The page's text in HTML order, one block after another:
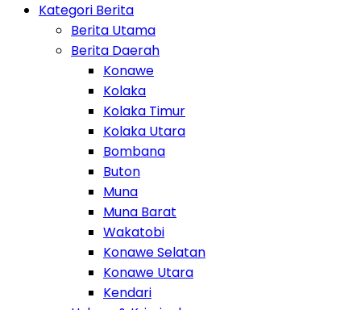
Kategori Berita
Berita Utama
Berita Daerah
Konawe
Kolaka
Kolaka Timur
Kolaka Utara
Bombana
Buton
Muna
Muna Barat
Wakatobi
Konawe Selatan
Konawe Utara
Kendari